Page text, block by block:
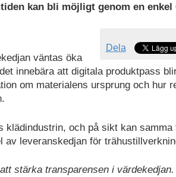
kan bli möjligt genom en enkel
Dela
väntas öka
innebära att digitala produktpass
om materialens ursprung och hur
klädindustrin, och på sikt kan
leveranskedjan för
stärka transparensen i